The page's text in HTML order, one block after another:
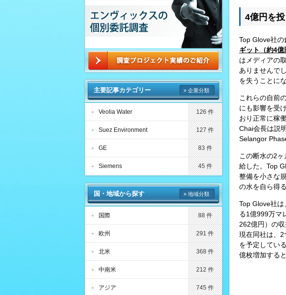
4億円を
Top Glove社
ギット（約4億
はメディアの
ありませんで
を失うことに
これらの自前
にも影響を受
おり正常に稼
Chai会長は説
Selangor
この断水の2
給した。Top
整備を小さな
の水を自ら得
Top Glove社
る1億999万マ
262億円）の
現在同社は、
を予定してい
億枚増加すると
主要記事カテゴリー » 企業分類
Veolia Water 126 件
Suez Environment 127 件
GE 83 件
Siemens 45 件
国・地域から探す » 地域分類
国際 88 件
欧州 291 件
北米 368 件
中南米 212 件
アジア 745 件